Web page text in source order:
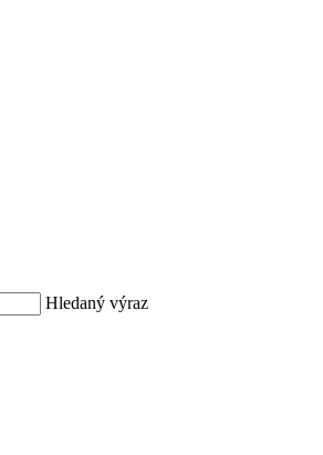
Hledaný výraz